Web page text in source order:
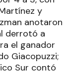
y
anotaron
derrotó a
el ganador
Giacopuzzi;
Sur contó